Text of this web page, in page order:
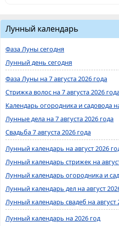
Лунный календарь
Фаза Луны сегодня
Лунный день сегодня
Фаза Луны на 7 августа 2026 года
Стрижка волос на 7 августа 2026
Календарь огородника и садовода
Лунные дела на 7 августа 2026 года
Свадьба 7 августа 2026 года
Лунный календарь на август 2026
Лунный календарь стрижек на
Лунный календарь огородника и
Лунный календарь дел на август
Лунный календарь свадеб на август
Лунный календарь на 2026 год